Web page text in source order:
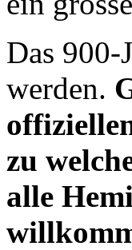
Das
werden.
zu
alle